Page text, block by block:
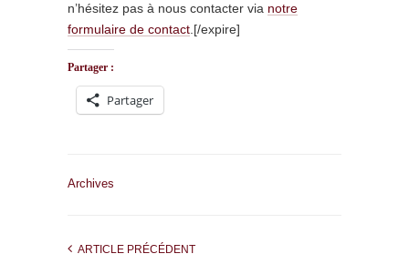
n’hésitez pas à nous contacter via notre
formulaire de contact .[/expire]
Partager :
Partager
Archives
ARTICLE PRÉCÉDENT